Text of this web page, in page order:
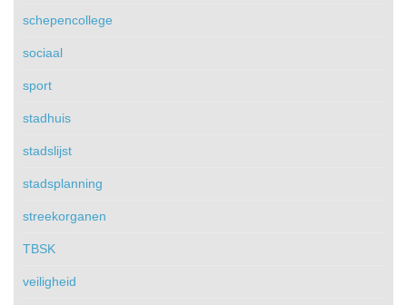
schepencollege
sociaal
sport
stadhuis
stadslijst
stadsplanning
streekorganen
TBSK
veiligheid